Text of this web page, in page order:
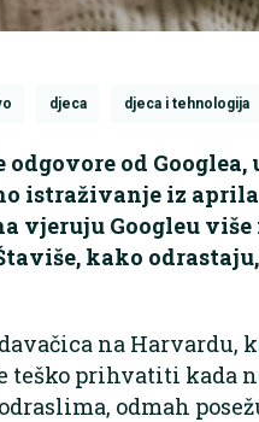
djeca djeca i tehnologija
odgovore od
istraživanje iz aprila
vjeruju Googleu
kako
na Harvardu,
teško prihvatiti kada
odmah